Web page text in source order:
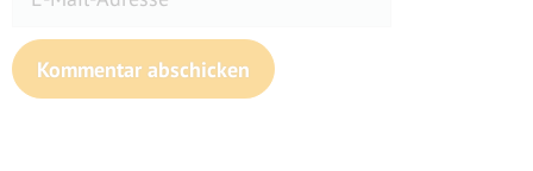
Adresse
Website